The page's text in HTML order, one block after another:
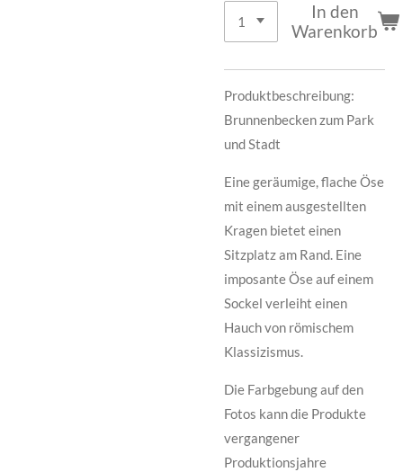
In den
Warenkorb
Produktbeschreibung:
Brunnenbecken zum Park
und Stadt
Eine geräumige, flache Öse
mit einem ausgestellten
Kragen bietet einen
Sitzplatz am Rand. Eine
imposante Öse auf einem
Sockel verleiht einen
Hauch von römischem
Klassizismus.
Die Farbgebung auf den
Fotos kann die Produkte
vergangener
Produktionsjahre